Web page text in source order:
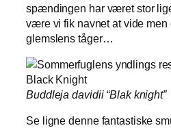
spændingen har været stor
være vi fik navnet at vide men
glemslens tåger…
Buddleja davidii “Blak knight”
Se ligne denne fantastiske